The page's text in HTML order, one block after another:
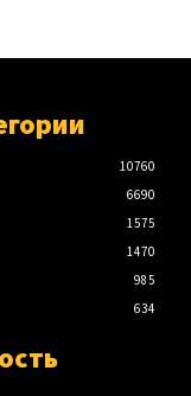
10760
6690
1575
1470
985
634